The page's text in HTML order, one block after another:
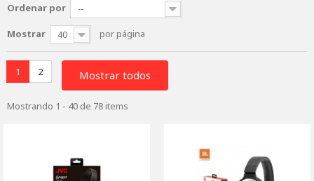
Ordenar por --
Mostrar 40 por página
Mostrar todos
1 2
Mostrando 1 - 40 de 78 items